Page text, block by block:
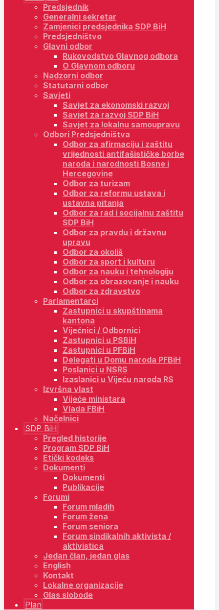
Predsjednik
Generalni sekretar
Zamjenici predsjednika SDP BiH
Predsjedništvo
Glavni odbor
Rukovodstvo Glavnog odbora
O Glavnom odboru
Nadzorni odbor
Statutarni odbor
Savjeti
Savjet za ekonomski razvoj
Savjet za razvoj SDP BiH
Savjet za lokalnu samoupravu
Odbori Predsjedništva
Odbor za afirmaciju i zaštitu
vrijednosti antifašističke borbe
naroda i narodnosti Bosne i
Hercegovine
Odbor za turizam
Odbor za reformu ustava i
ustavna pitanja
Odbor za rad i socijalnu zaštitu
SDP BiH
Odbor za pravdu i državnu
upravu
Odbor za okoliš
Odbor za sport i kulturu
Odbor za nauku i tehnologiju
Odbor za obrazovanje i nauku
Odbor za zdravstvo
Parlamentarci
Zastupnici u skupštinama
kantona
Vijećnici / Odbornici
Zastupnici u PSBiH
Zastupnici u PFBiH
Delegati u Domu naroda PFBiH
Poslanici u NSRS
Izaslanici u Vijeću naroda RS
Izvršna vlast
Vijeće ministara
Vlada FBiH
Načelnici
SDP BiH
Pregled historije
Program SDP BiH
Etički kodeks
Dokumenti
Dokumenti
Publikacije
Forumi
Forum mladih
Forum žena
Forum seniora
Forum sindikalnih aktivista /
aktivistica
Jedan član, jedan glas
English
Kontakt
Lokalne organizacije
Glas slobode
Plan